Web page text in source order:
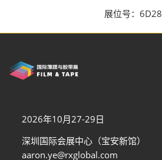
展位号：6D28
2026年10月27-29日
深圳国际会展中心（宝安新馆）
aaron.ye@rxglobal.com